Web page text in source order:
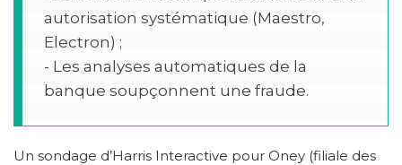
autorisation systématique (Maestro,
Electron) ;
- Les analyses automatiques de la
banque soupçonnent une fraude.
Un sondage d’Harris Interactive pour Oney (filiale des